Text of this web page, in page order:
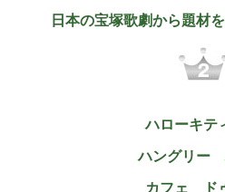
日本の宝塚歌劇から題材
ハローキ
ハングリー
カフェ ド